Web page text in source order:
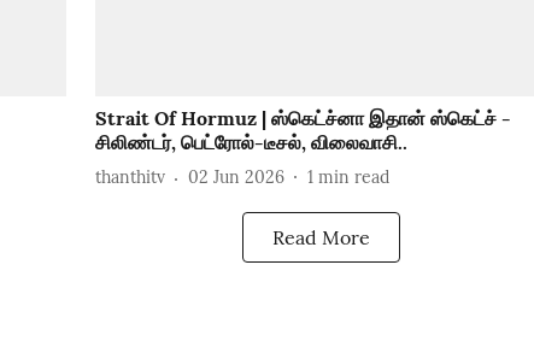
Strait Of Hormuz | ஸ்கெட்ச்னா இதான் ஸ்கெட்ச் -
சிலிண்டர், பெட்ரோல்-டீசல், விலைவாசி..
thanthitv 02 Jun 2026 1 min read
Read More